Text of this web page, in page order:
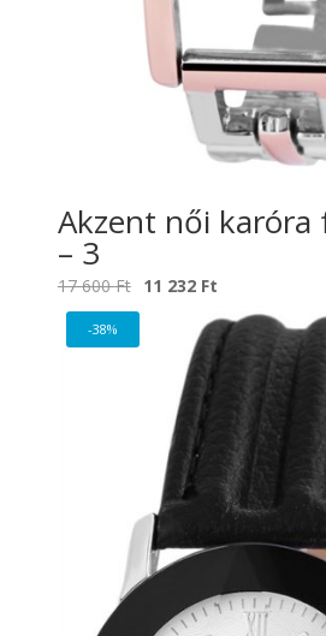
Akzent női karóra
– 3
17 600Ft Original
price
was:
600 Ft.
11 232 Ft
price
is:
232 Ft.
-38%